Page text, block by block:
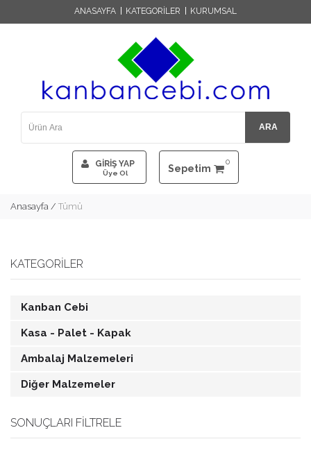
ANASAYFA KATEGORİLER KURUMSAL
ARA
GİRİŞ YAP
Üye Ol Sepetim
0
Anasayfa / Tümü
KATEGORILER
Kanban Cebi
Kasa - Palet - Kapak
Ambalaj Malzemeleri
Diğer Malzemeler
SONUÇLARI FILTRELE